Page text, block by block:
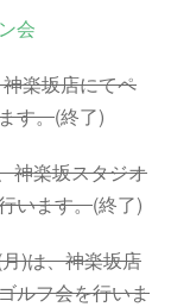
会
楽坂店にてペ
す。(終了)
神楽坂スタジオ
います。(終了)
)は、神楽坂店
ルフ会を行いま